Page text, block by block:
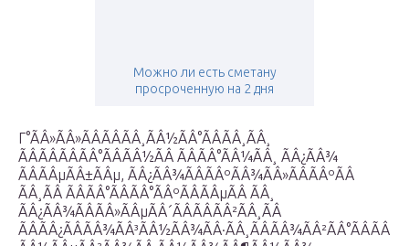
Можно ли есть сметану
просроченную на 2 дня
Г°ÃÂ»ÃÂ»ÃÂÃÂÃÂ¸ÃÂ½ÃÂ°ÃÂÃÂ¸ÃÂ¸
ÃÂÃÂÃÂÃÂ°ÃÂÃÂ½ÃÂ ÃÂÃÂ°ÃÂ¼ÃÂ¸ ÃÂ¿ÃÂ¾
ÃÂÃÂµÃÂ±ÃÂµ, ÃÂ¿ÃÂ¾ÃÂÃÂºÃÂ¾ÃÂ»ÃÂÃÂºÃÂ
ÃÂ¸ÃÂ ÃÂÃÂ°ÃÂÃÂ°ÃÂºÃÂÃÂµÃÂ ÃÂ¸
ÃÂ¿ÃÂ¾ÃÂÃÂ»ÃÂµÃÂ´ÃÂÃÂÃÂ²ÃÂ¸ÃÂ
ÃÂÃÂ¿ÃÂÃÂ¾ÃÂ³ÃÂ½ÃÂ¾ÃÂ·ÃÂ¸ÃÂÃÂ¾ÃÂ²ÃÂ°ÃÂÃÂ